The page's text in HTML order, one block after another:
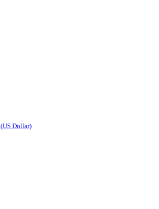
(US Dollar)